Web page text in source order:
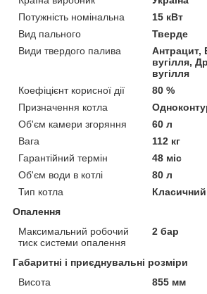
Потужність номінальна
15 кВт
Вид пального
Тверде
Види твердого палива
Антрацит,
вугілля,
вугілля
Коефіцієнт корисної дії
80 %
Призначення котла
Об'єм камери згоряння
60 л
Вага
112 кг
Гарантійний термін
48 міс
Об'єм води в котлі
80 л
Тип котла
Класичний
Опалення
Максимальний робочий
тиск системи опалення
2 бар
Габаритні і приєднувальні розміри
Висота
855 мм